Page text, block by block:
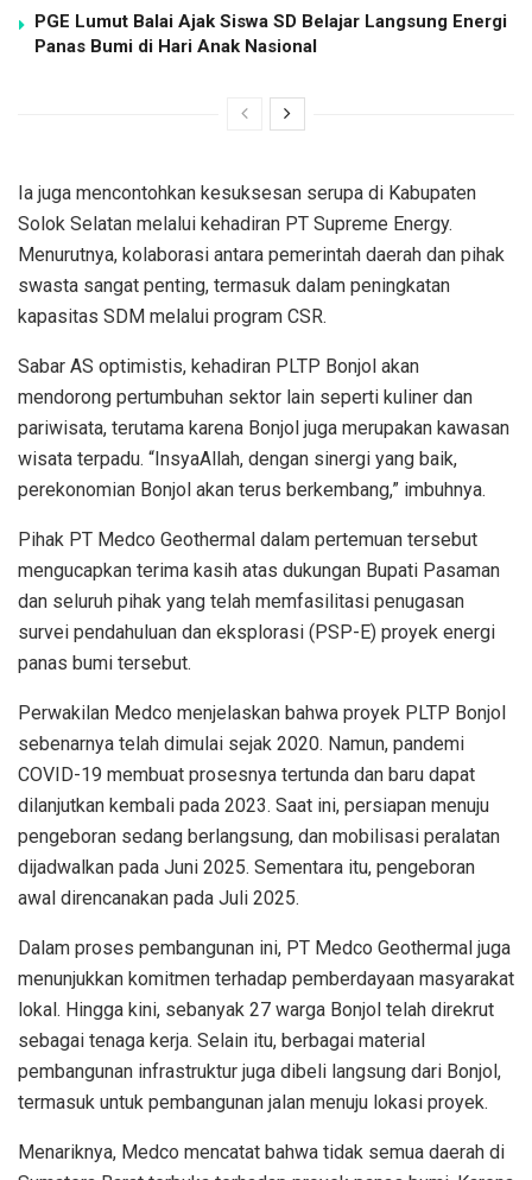
PGE Lumut Balai Ajak Siswa SD Belajar Langsung Energi
Panas Bumi di Hari Anak Nasional
Ia juga mencontohkan kesuksesan serupa di Kabupaten
Solok Selatan melalui kehadiran PT Supreme Energy.
Menurutnya, kolaborasi antara pemerintah daerah dan pihak
swasta sangat penting, termasuk dalam peningkatan
kapasitas SDM melalui program CSR.
Sabar AS optimistis, kehadiran PLTP Bonjol akan
mendorong pertumbuhan sektor lain seperti kuliner dan
pariwisata, terutama karena Bonjol juga merupakan kawasan
wisata terpadu. “InsyaAllah, dengan sinergi yang baik,
perekonomian Bonjol akan terus berkembang,” imbuhnya.
Pihak PT Medco Geothermal dalam pertemuan tersebut
mengucapkan terima kasih atas dukungan Bupati Pasaman
dan seluruh pihak yang telah memfasilitasi penugasan
survei pendahuluan dan eksplorasi (PSP-E) proyek energi
panas bumi tersebut.
Perwakilan Medco menjelaskan bahwa proyek PLTP Bonjol
sebenarnya telah dimulai sejak 2020. Namun, pandemi
COVID-19 membuat prosesnya tertunda dan baru dapat
dilanjutkan kembali pada 2023. Saat ini, persiapan menuju
pengeboran sedang berlangsung, dan mobilisasi peralatan
dijadwalkan pada Juni 2025. Sementara itu, pengeboran
awal direncanakan pada Juli 2025.
Dalam proses pembangunan ini, PT Medco Geothermal juga
menunjukkan komitmen terhadap pemberdayaan masyarakat
lokal. Hingga kini, sebanyak 27 warga Bonjol telah direkrut
sebagai tenaga kerja. Selain itu, berbagai material
pembangunan infrastruktur juga dibeli langsung dari Bonjol,
termasuk untuk pembangunan jalan menuju lokasi proyek.
Menariknya, Medco mencatat bahwa tidak semua daerah di